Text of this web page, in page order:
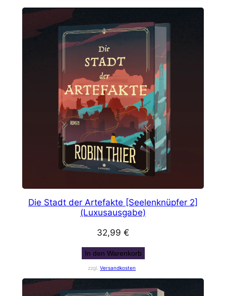
Die Stadt der Artefakte [Seelenknüpfer 2]
(Luxusausgabe)
32,99 €
In den Warenkorb
zzgl. Versandkosten